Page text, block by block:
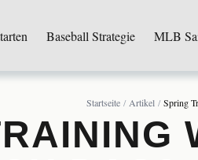
Baseball Strategie MLB
Startseite Artikel Spring